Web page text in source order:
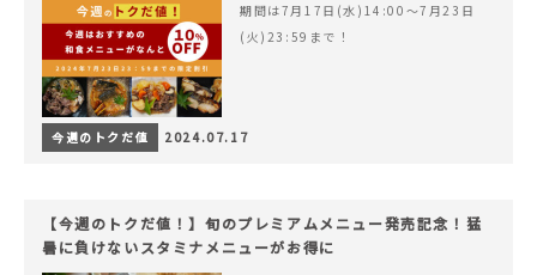
期間は7月17日(水)14:00〜7月23日
(火)23:59まで！
今週のトクだ値 2024.07.17
【今週のトクだ値！】旬のプレミアムメニュー発売記念！猛
暑に負けないスタミナメニューがお得に